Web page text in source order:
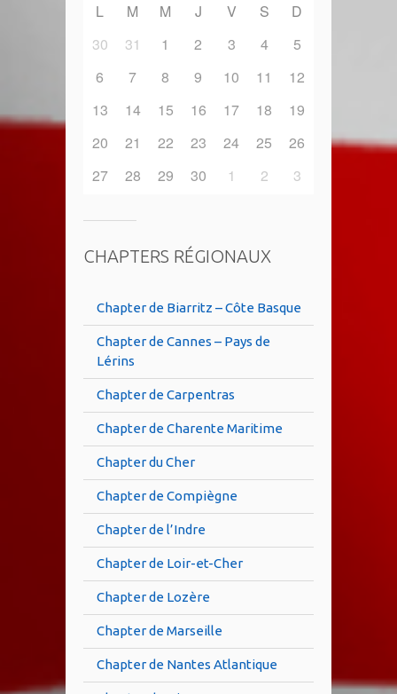
L M M J V S
D
30
31 1 2 3 4
5
6
7 8 9 10 11
12
13
14 15 16 17 18
19
20
21 22 23 24 25
26
27
28 29 30 1 2 3
CHAPTERS RÉGIONAUX
Chapter de Biarritz – Côte Basque
Chapter de Cannes – Pays de
Lérins
Chapter de Carpentras
Chapter de Charente Maritime
Chapter du Cher
Chapter de Compiègne
Chapter de l’Indre
Chapter de Loir-et-Cher
Chapter de Lozère
Chapter de Marseille
Chapter de Nantes Atlantique